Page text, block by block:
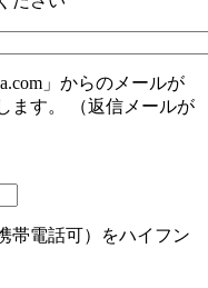
」からのメールが
ます。 （返信メールが
帯電話可）をハイフン